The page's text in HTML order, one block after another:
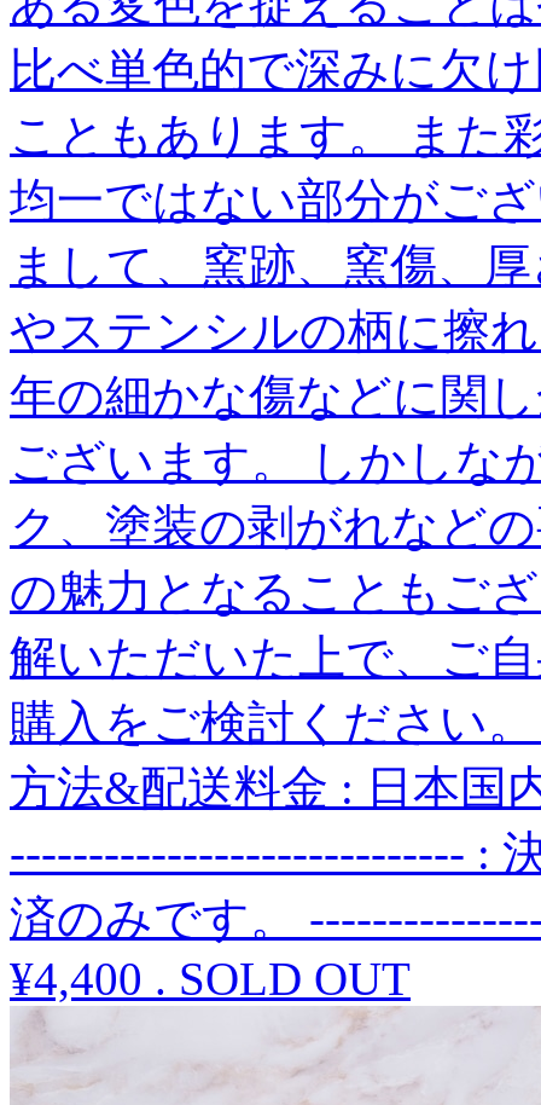
比べ単色的で深みに欠
こともあります。 また
均一ではない部分がご
まして、窯跡、窯傷、
やステンシルの柄に擦
年の細かな傷などに関
ございます。 しかしな
ク、塗装の剥がれなど
の魅力となることもご
解いただいた上で、ご
購入をご検討ください
方法&配送料金 : 日本国
----------------------------- :
済のみです。
¥4,400 . SOLD OUT